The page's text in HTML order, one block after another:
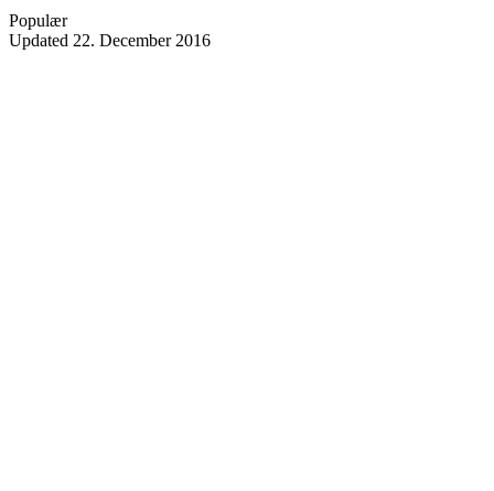
Populær
Updated 22. December 2016